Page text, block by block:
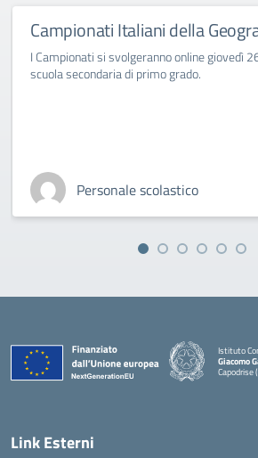
Campionati Italiani della
I Campionati si svolgeranno online giovedì
scuola secondaria di primo grado.
Personale scolastico
Istituto
Giacomo
Capodrise
— Visita
Link Esterni